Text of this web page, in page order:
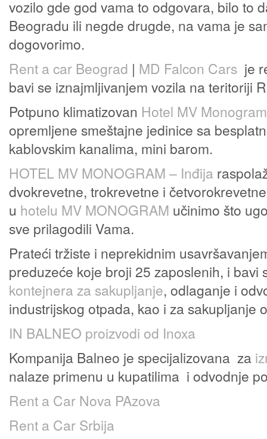
vozilo gde god vama to odgovara, bilo to
Beogradu ili negde drugde, na vama je
dogovorimo.
Rent a car Beograd | MD Falcon Cars je
bavi se iznajmljivanjem vozila na teritoriji
Potpuno klimatizovan Hotel MV Monogram
opremljene smeštajne jedinice sa
kablovskim kanalima, mini barom.
HOTEL MV MONOGRAM – Inđija
dvokrevetne, trokrevetne i
u hotelu MV MONOGRAM učinimo što
sve prilagodili Vama.
Prateći tržiste i neprekidnim
preduzeće koje broji 25 zaposlenih, i
kontejnera za sakupljanje, odlaganje i
industrijskog otpada, kao i za sakupljanje
IN BALNEO proizvodi od Inoxa
Kompanija Balneo je specijalizovana za
nalaze primenu u kupatilima i odvodnje
Rent a Car Nova PAzova
Rent a Car Srbija